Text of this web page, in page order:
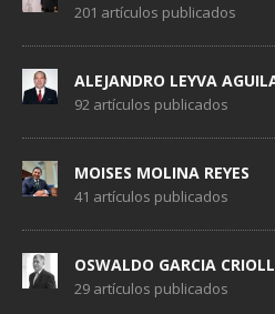
201 artículos publicados
ALEJANDRO LEYVA
92 artículos publicados
MOISES MOLINA REYES
41 artículos publicados
OSWALDO GARCIA
29 artículos publicados